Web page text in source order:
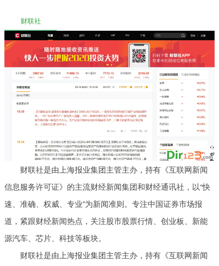
财联社
财联社是由上海报业集团主管主办，持有《互联网新闻
信息服务许可证》的主流财经新闻集团和财经通讯社，以“快
速、准确、权威、专业”为新闻准则。专注中国证券市场报
道，紧跟财经新闻热点，关注股市股票行情、创业板、新能
源汽车、芯片、科技等板块。
财联社是由上海报业集团主管主办，持有《互联网新闻